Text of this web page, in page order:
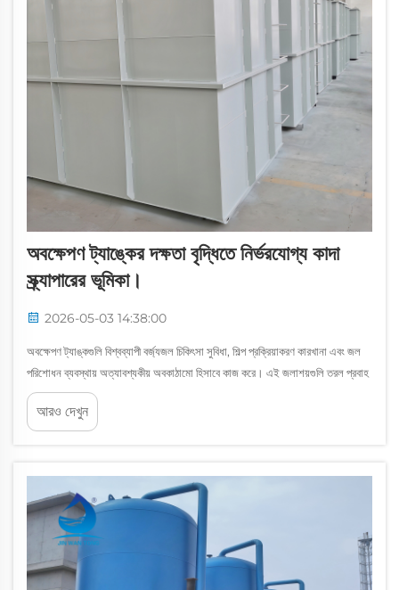
অবক্ষেপণ ট্যাঙ্কের দক্ষতা বৃদ্ধিতে নির্ভরযোগ্য কাদা
স্ক্র্যাপারের ভূমিকা।
2026-05-03 14:38:00
অবক্ষেপণ ট্যাঙ্কগুলি বিশ্বব্যাপী বর্জ্যজল চিকিৎসা সুবিধা, শিল্প প্রক্রিয়াকরণ কারখানা এবং জল
পরিশোধন ব্যবস্থায় অত্যাবশ্যকীয় অবকাঠামো হিসাবে কাজ করে। এই জলাশয়গুলি তরল প্রবাহ
থেকে সাসপেন্ডেড কঠিন পদার্থগুলিকে পৃথক করতে মহাকর্ষ বলের উপর নির্ভর করে, একটি ক...
আরও দেখুন